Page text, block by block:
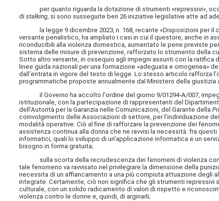
per quanto riguarda la dotazione di strumenti «repressivi»,
distalking , si sono susseguite ben 26 iniziative legislative atte ad
la legge 9 dicembre 2023, n. 168, recante «Disposizioni per il
versante penalistico, ha ampliato i casi in cui il questore, anche in
riconducibili alla violenza domestica, aumentato le pene previste
sistema delle misure di prevenzione, rafforzato lo strumento della
Sotto altro versante, in ossequio agli impegni assunti con la ratifica
linee guida nazionali per una formazione «adeguata e omogenea»
dall'entrata in vigore del testo di legge. Lo stesso articolo rafforza
programmatiche proposte annualmente dal Ministero della giustizia
il Governo ha accolto l'ordine del giorno 9/01294-A/007,
istituzionale, con la partecipazione di rappresentanti del
dell'Autorità per la Garanzia nelle Comunicazioni, del Garante della
coinvolgimento delle Associazioni di settore, per l'individuazione
modalità operative. Ciò al fine di rafforzare la prevenzione dei
assistenza continua alla donna che ne ravvisi la necessità: fra
informatici, quali lo sviluppo di un'applicazione informatica e un
bisogno in forma gratuita;
sulla scorta della recrudescenza dei fenomeni di violenza
tale fenomeno va ravvisato nel privilegiare la dimensione della
necessita di un affiancamento a una più compiuta attuazione degli
integrate. Certamente, ciò non significa che gli strumenti
culturale, con un solido radicamento di valori di rispetto e
violenza contro le donne e, quindi, di arginarli;